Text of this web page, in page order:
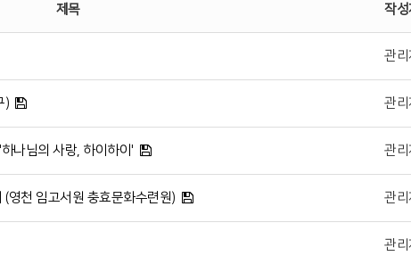
제목 작성
관리
) 관리
나님의 사랑, 하이하이' 관리
영천 임고서원 충효문화수련원) 관리
관리